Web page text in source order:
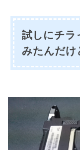
試しにチラ
みたんだ